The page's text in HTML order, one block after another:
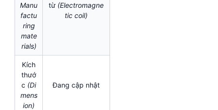
Manu
factu
ring
mate
rials)
từ (Electromagne
tic coil)
Kích
thướ
c (Di
mens
ion)
Đang cập nhật